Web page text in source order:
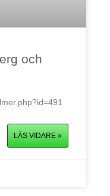
och
LÄS VIDARE »